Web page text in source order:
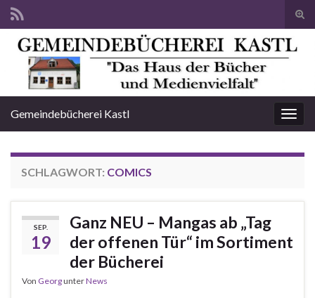
Search for:
Gemeindebücherei Kastl
SCHLAGWORT: COMICS
SEP.
19
Ganz NEU – Mangas ab „Tag
der offenen Tür“ im Sortiment
der Bücherei
Von GeorgunterNews